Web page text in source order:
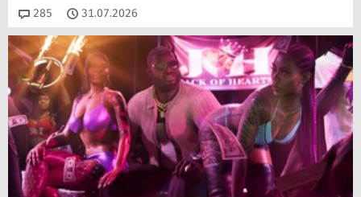
285 Kommentare
31.07.2026